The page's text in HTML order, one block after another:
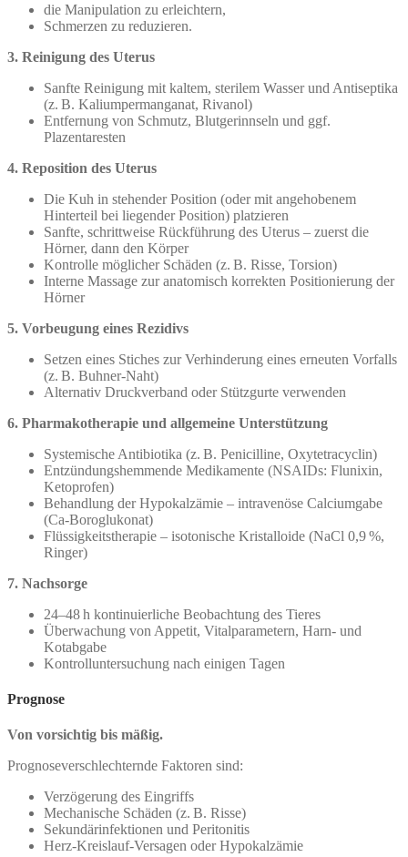
die Manipulation zu erleichtern,
Schmerzen zu reduzieren.
3. Reinigung des Uterus
Sanfte Reinigung mit kaltem, sterilem Wasser und Antiseptika
(z. B. Kaliumpermanganat, Rivanol)
Entfernung von Schmutz, Blutgerinnseln und ggf.
Plazentaresten
4. Reposition des Uterus
Die Kuh in stehender Position (oder mit angehobenem
Hinterteil bei liegender Position) platzieren
Sanfte, schrittweise Rückführung des Uterus – zuerst die
Hörner, dann den Körper
Kontrolle möglicher Schäden (z. B. Risse, Torsion)
Interne Massage zur anatomisch korrekten Positionierung der
Hörner
5. Vorbeugung eines Rezidivs
Setzen eines Stiches zur Verhinderung eines erneuten Vorfalls
(z. B. Buhner-Naht)
Alternativ Druckverband oder Stützgurte verwenden
6. Pharmakotherapie und allgemeine Unterstützung
Systemische Antibiotika (z. B. Penicilline, Oxytetracyclin)
Entzündungshemmende Medikamente (NSAIDs: Flunixin,
Ketoprofen)
Behandlung der Hypokalzämie – intravenöse Calciumgabe
(Ca-Boroglukonat)
Flüssigkeitstherapie – isotonische Kristalloide (NaCl 0,9 %,
Ringer)
7. Nachsorge
24–48 h kontinuierliche Beobachtung des Tieres
Überwachung von Appetit, Vitalparametern, Harn- und
Kotabgabe
Kontrolluntersuchung nach einigen Tagen
Prognose
Von vorsichtig bis mäßig.
Prognoseverschlechternde Faktoren sind:
Verzögerung des Eingriffs
Mechanische Schäden (z. B. Risse)
Sekundärinfektionen und Peritonitis
Herz-Kreislauf-Versagen oder Hypokalzämie